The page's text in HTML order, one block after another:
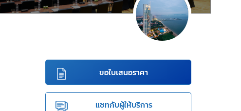
ขอใบเสนอราคา
แชทกับผู้ให้บริการ